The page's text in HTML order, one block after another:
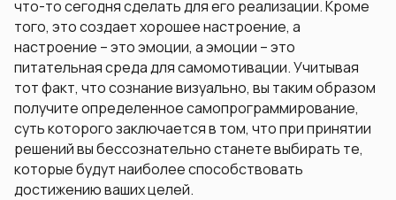
что-то сегодня сделать для его реализации. Кроме
того, это создает хорошее настроение, а
настроение – это эмоции, а эмоции – это
питательная среда для самомотивации. Учитывая
тот факт, что сознание визуально, вы таким образом
получите определенное самопрограммирование,
суть которого заключается в том, что при принятии
решений вы бессознательно станете выбирать те,
которые будут наиболее способствовать
достижению ваших целей.